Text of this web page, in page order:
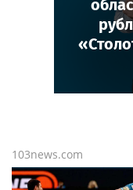
103news.com